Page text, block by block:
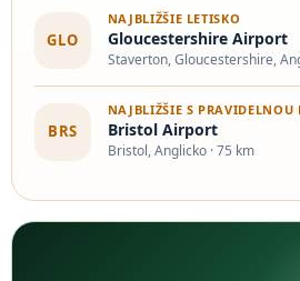
GLO
NAJBLIŽŠIE LETISKO
Gloucestershire Airport
Staverton, Gloucestershire,
BRS
NAJBLIŽŠIE S PRAVIDELNOU
Bristol Airport
Bristol, Anglicko · 75 km